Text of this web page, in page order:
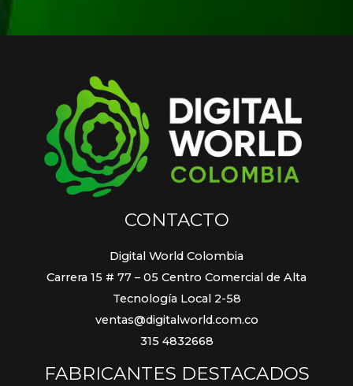
CONTACTO
Digital World Colombia
Carrera 15 # 77 – 05 Centro Comercial de Alta
Tecnología Local 2-58
ventas@digitalworld.com.co
315 4832668
FABRICANTES DESTACADOS